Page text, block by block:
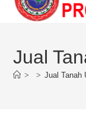
Jual
> > Jual Tanah